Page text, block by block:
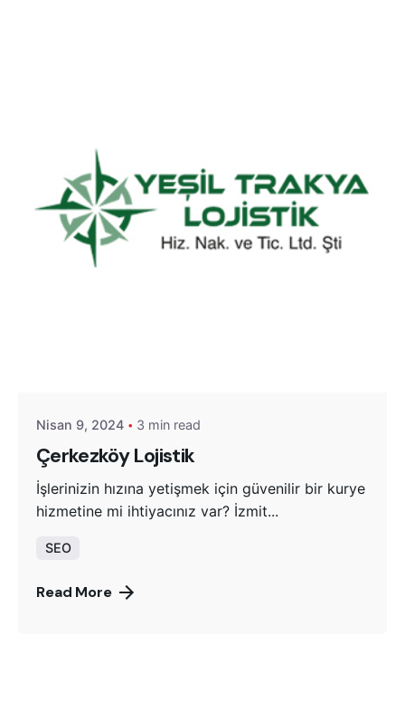
Nisan 9, 2024 3 min read
Çerkezköy Lojistik
İşlerinizin hızına yetişmek için güvenilir bir kurye
hizmetine mi ihtiyacınız var? İzmit...
SEO
Read More